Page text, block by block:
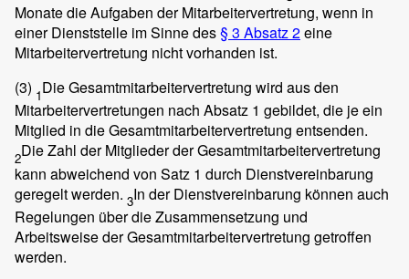
Monate die Aufgaben der Mitarbeitervertretung, wenn in
einer Dienststelle im Sinne des§ 3 Absatz 2eine
Mitarbeitervertretung nicht vorhanden ist.
(3) 1Die Gesamtmitarbeitervertretung wird aus den
Mitarbeitervertretungen nach Absatz 1 gebildet, die je ein
Mitglied in die Gesamtmitarbeitervertretung entsenden.
2Die Zahl der Mitglieder der Gesamtmitarbeitervertretung
kann abweichend von Satz 1 durch Dienstvereinbarung
geregelt werden. 3In der Dienstvereinbarung können auch
Regelungen über die Zusammensetzung und
Arbeitsweise der Gesamtmitarbeitervertretung getroffen
werden.